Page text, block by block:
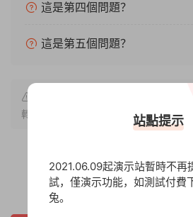
這是第四個問題？
這是第五個問題？
https://
轉載請注明出處。
3 20
站點提示
2021.06.09起演示站暫時不再
試，僅演示功能，如測試付費
兔。